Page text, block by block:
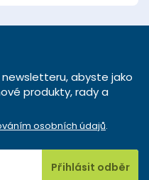
abyste jako
produkty, rady a
osobních údajů.
Přihlásit odběr